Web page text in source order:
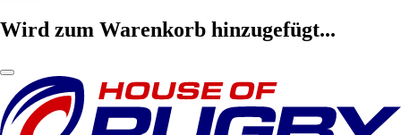
Wird zum Warenkorb hinzugefügt...